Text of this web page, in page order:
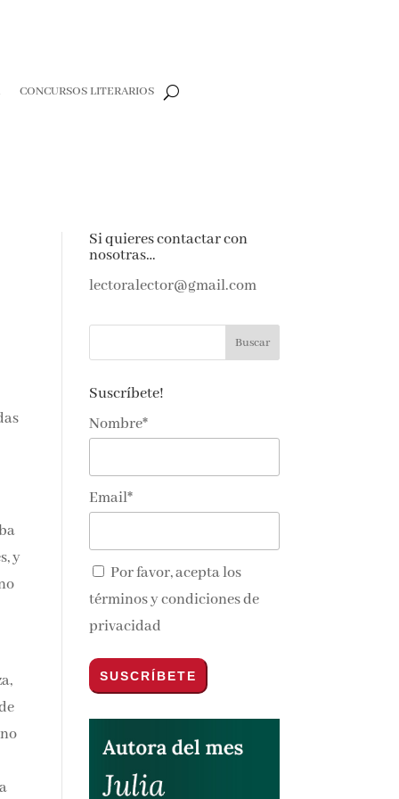
CONCURSOS LITERARIOS
y
Si quieres contactar con
nosotras…
lectoralector@gmail.com
Suscríbete!
Nombre*
Email*
Por favor, acepta los
términos y condiciones de
privacidad